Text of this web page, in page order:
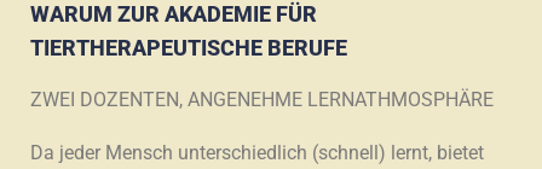
WARUM ZUR AKADEMIE FÜR
TIERTHERAPEUTISCHE BERUFE
ZWEI DOZENTEN, ANGENEHME LERNATHMOSPHÄRE
Da jeder Mensch unterschiedlich (schnell) lernt, bietet